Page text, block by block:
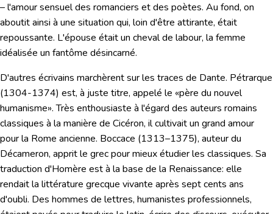
– l'amour sensuel des romanciers et des poètes. Au fond, on
aboutit ainsi à une situation qui, loin d'être attirante, était
repoussante. L'épouse était un cheval de labour, la femme
idéalisée un fantôme désincarné.
D'autres écrivains marchèrent sur les traces de Dante. Pétrarque
(1304-1374) est, à juste titre, appelé le «père du nouvel
humanisme». Très enthousiaste à l'égard des auteurs romains
classiques à la manière de Cicéron, il cultivait un grand amour
pour la Rome ancienne. Boccace (1313–1375), auteur du
Décameron, apprit le grec pour mieux étudier les classiques. Sa
traduction d'Homère est à la base de la Renaissance: elle
rendait la littérature grecque vivante après sept cents ans
d'oubli. Des hommes de lettres, humanistes professionnels,